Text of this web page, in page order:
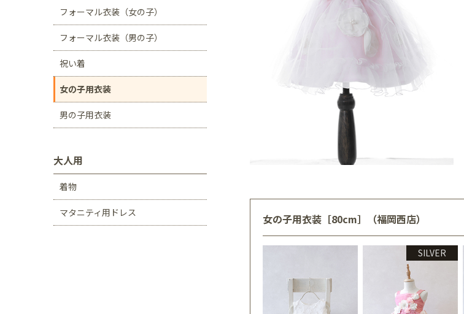
帝塚山店
福岡県
女の子用衣装［80cm］（福岡西店）
SILVER
フォーマル衣装（女の子）
フォーマル衣装（男の子）
祝い着
女の子用衣装
男の子用衣装
大人用
着物
マタニティ用ドレス